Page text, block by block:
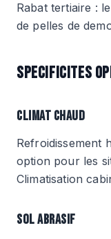
Rabat tertiaire :
de pelles de
SPECIFICITES
CLIMAT CHAUD
Refroidissement
option pour les
Climatisation
SOL ABRASIF